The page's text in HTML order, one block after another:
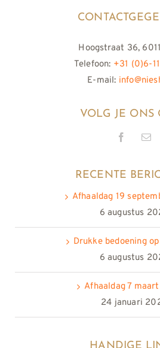
Hoogstraat 36,
Telefoon: +31 (0)6-
E-mail:
VOLG JE ONS
RECENTE
Afhaaldag 19
6 augustus
Drukke bedoening
6 augustus
Afhaaldag 7
24 januari